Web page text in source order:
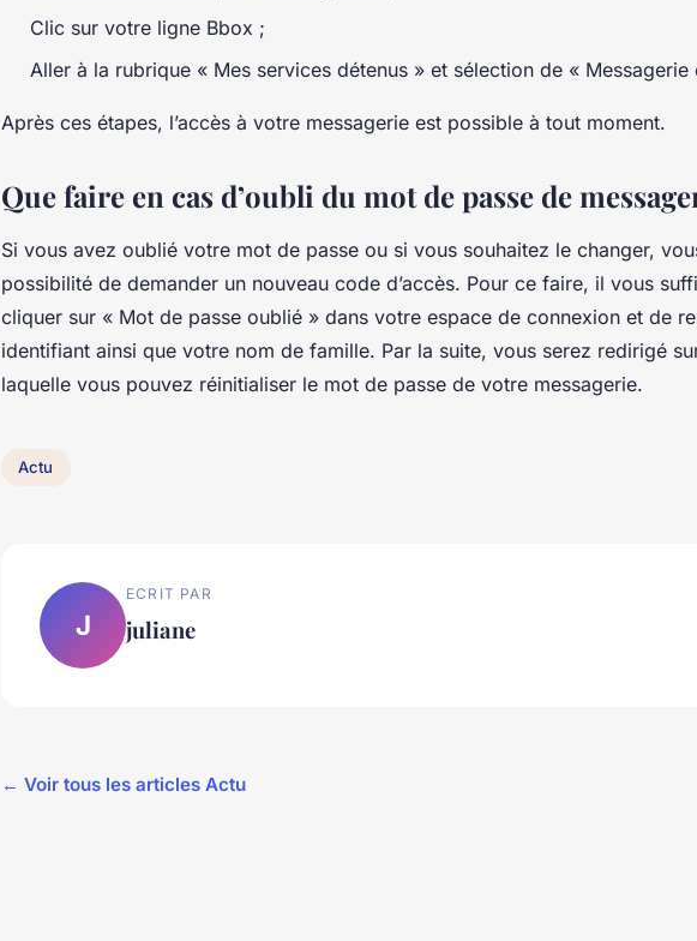
Clic sur votre ligne Bbox ;
Aller à la rubrique « Mes services détenus » et sélection de « Messagerie
Après ces étapes, l’accès à votre messagerie est possible à tout moment.
Que faire en cas d’oubli du mot de passe de
Si vous avez oublié votre mot de passe ou si vous souhaitez le changer,
possibilité de demander un nouveau code d’accès. Pour ce faire, il vous
cliquer sur « Mot de passe oublié » dans votre espace de connexion et de
identifiant ainsi que votre nom de famille. Par la suite, vous serez redirigé
laquelle vous pouvez réinitialiser le mot de passe de votre messagerie.
Actu
J
ECRIT PAR
juliane
← Voir tous les articles Actu